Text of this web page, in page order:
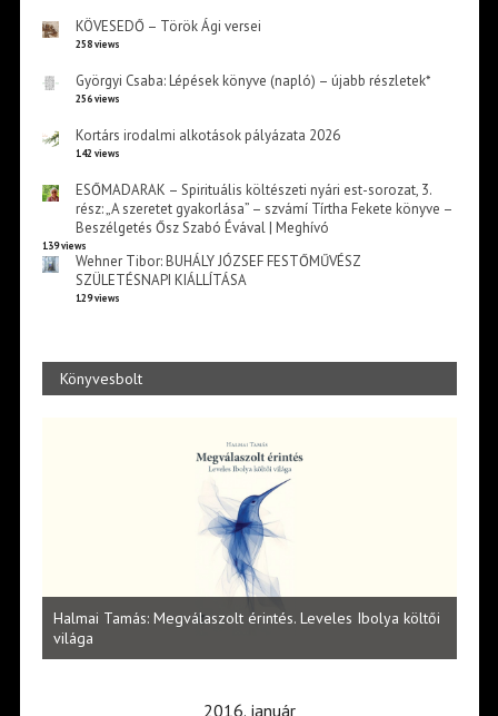
KÖVESEDŐ – Török Ági versei
258 views
Györgyi Csaba: Lépések könyve (napló) – újabb részletek*
256 views
Kortárs irodalmi alkotások pályázata 2026
142 views
ESŐMADARAK – Spirituális költészeti nyári est-sorozat, 3.
rész: „A szeretet gyakorlása” – szvámí Tírtha Fekete könyve –
Beszélgetés Ősz Szabó Évával | Meghívó
139 views
Wehner Tibor: BUHÁLY JÓZSEF FESTŐMŰVÉSZ
SZÜLETÉSNAPI KIÁLLÍTÁSA
129 views
Könyvesbolt
Halmai Tamás: Megválaszolt érintés. Leveles Ibolya költői
világa
2016. január